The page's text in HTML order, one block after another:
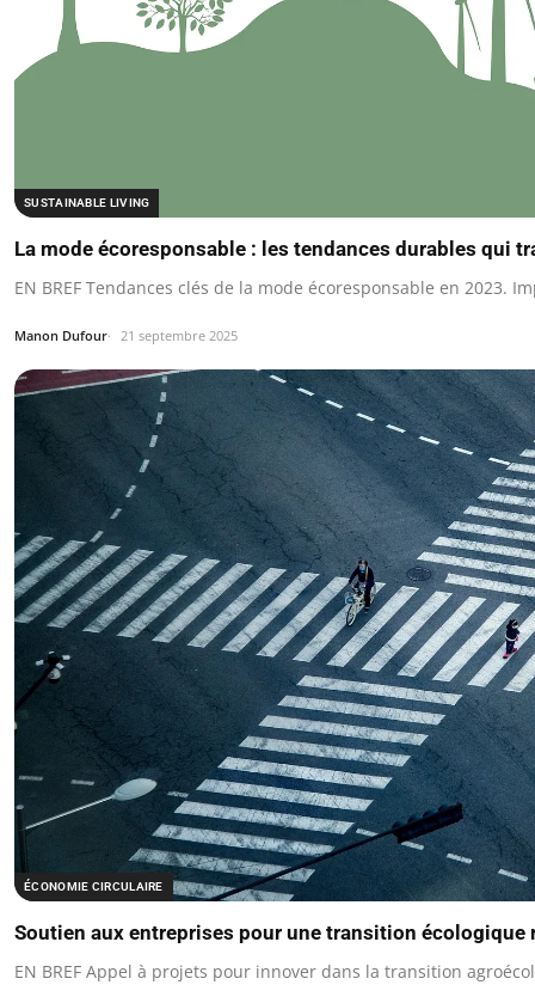
SUSTAINABLE LIVING
La mode écoresponsable : les tendances durables qui
EN BREF Tendances clés de la mode écoresponsable en 2023.
Manon Dufour 21 septembre 2025
ÉCONOMIE CIRCULAIRE
Soutien aux entreprises pour une transition écologique
EN BREF Appel à projets pour innover dans la transition